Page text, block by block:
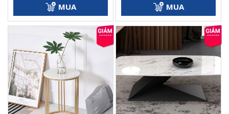
5
sao
MUA
5
sao
MUA